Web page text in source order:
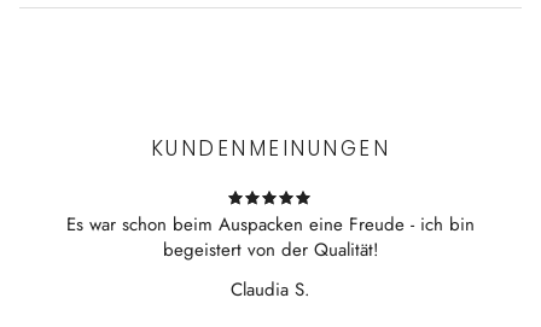
Weich fließende Nachtwäsche zum Entspannen
KUNDENMEINUNGEN
Es war schon beim Auspacken eine Freude - ich bin
begeistert von der Qualität!
Claudia S.